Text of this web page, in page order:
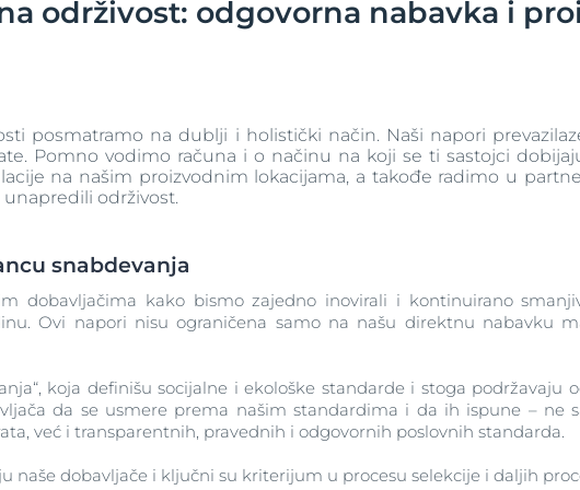
i kose
Veoma osetljiva koža
UreaRepair
Zaštita od sunca
Koža koja stari
4.930 Ocene korisnika
Kupite odmah
Za suvu i grubu kožu tela
Eucerin UreaRepair Plus Parfimisani Losion sa 5% uree
250 ml
Kupite odmah
View All Products
održivost: odgovorna nabavka i
posmatramo na dublji i holistički način. Naši napori
Pomno vodimo računa i o načinu na koji se ti sastojci
na našim proizvodnim lokacijama, a takođe radimo u
održivost.
snabdevanja
dobavljačima kako bismo zajedno inovirali i kontinuirano
Ovi napori nisu ograničena samo na našu direktnu nabavku
koja definišu socijalne i ekološke standarde i stoga podržavaju
da se usmere prema našim standardima i da ih ispune – ne
već i transparentnih, pravednih i odgovornih poslovnih standarda.
naše dobavljače i ključni su kriterijum u procesu selekcije i daljih